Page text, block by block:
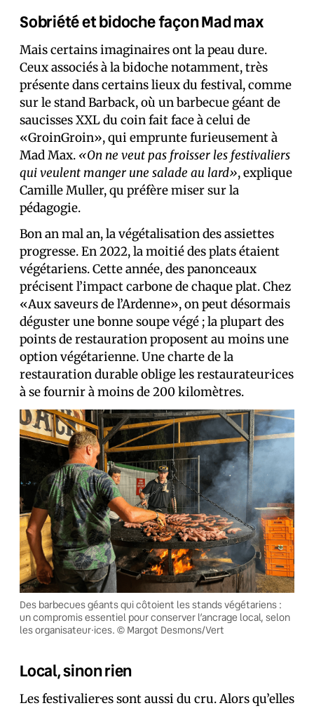
Sobriété et bidoche façon Mad max
Mais certains imaginaires ont la peau dure.
Ceux associés à la bidoche notamment, très
présente dans certains lieux du festival, comme
sur le stand Barback, où un barbecue géant de
saucisses XXL du coin fait face à celui de
«GroinGroin», qui emprunte furieusement à
Mad Max. «On ne veut pas froisser les festivaliers
qui veulent manger une salade au lard», explique
Camille Muller, qu préfère miser sur la
pédagogie.
Bon an mal an, la végétalisation des assiettes
progresse. En 2022, la moitié des plats étaient
végétariens. Cette année, des panonceaux
précisent l’impact carbone de chaque plat. Chez
«Aux saveurs de l’Ardenne», on peut désormais
déguster une bonne soupe végé ; la plupart des
points de restauration proposent au moins une
option végétarienne. Une charte de la
restauration durable oblige les restaurateur·ices
à se fournir à moins de 200 kilomètres.
Des barbecues géants qui côtoient les stands végétariens :
un compromis essentiel pour conserver l’ancrage local, selon
les organisateur·ices. © Margot Desmons/Vert
Local, sinon rien
Les festivalier·es sont aussi du cru. Alors qu’elles